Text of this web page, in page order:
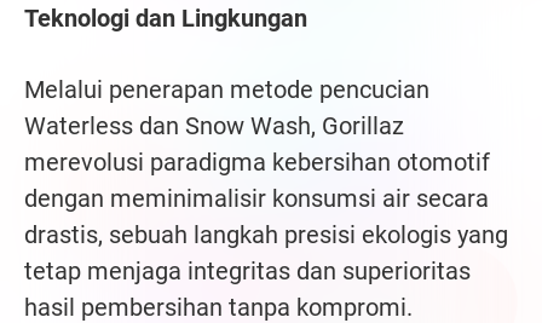
Teknologi dan Lingkungan
Melalui penerapan metode pencucian
Waterless dan Snow Wash, Gorillaz
merevolusi paradigma kebersihan otomotif
dengan meminimalisir konsumsi air secara
drastis, sebuah langkah presisi ekologis yang
tetap menjaga integritas dan superioritas
hasil pembersihan tanpa kompromi.